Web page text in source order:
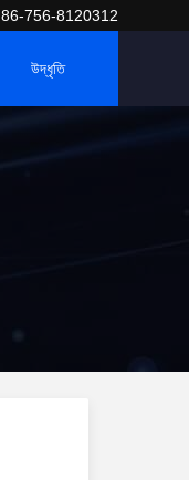
86-756-8120312
উদ্ধৃতি